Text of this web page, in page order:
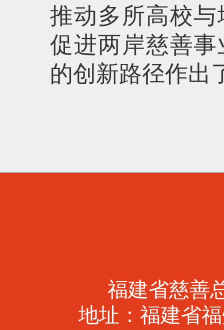
推动多所高校
促进两岸慈善
的创新路径作出
福建省慈善
地址：福建省